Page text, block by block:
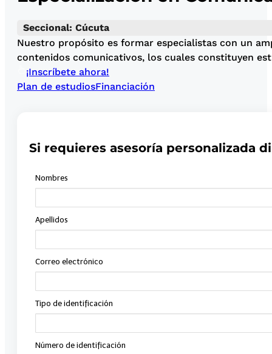
Seccional: Cúcuta
Nuestro propósito es formar especialistas con un
contenidos comunicativos, los cuales constituyen
¡Inscríbete ahora!
Plan de estudiosFinanciación
Si requieres asesoría personalizada